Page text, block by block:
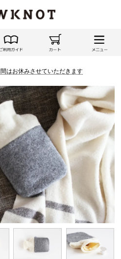
はお休みさせていただきます